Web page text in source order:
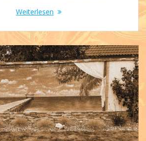
Weiterlesen